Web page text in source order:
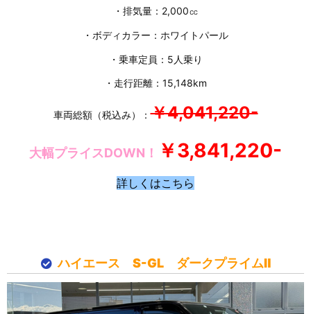
・排気量：2,000㏄
・ボディカラー：ホワイトパール
・乗車定員：5人乗り
・走行距離：15,148km
車両総額（税込み）：￥4,041,220-
大幅プライスDOWN！ ￥3,841,220-
詳しくはこちら
ハイエース S-GL ダークプライムⅡ